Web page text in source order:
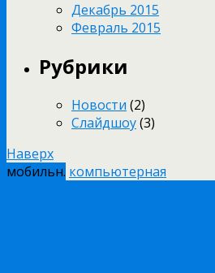
Декабрь 2015
Февраль 2015
Рубрики
Новости (2)
Слайдшоу(3)
Наверх
мобильн. компьютерная